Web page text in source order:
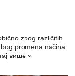
zbog različitih
promena načina
више »